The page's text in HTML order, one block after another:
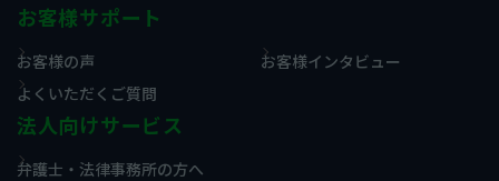
お客様サポート
お客様の声
お客様インタビュー
よくいただくご質問
法人向けサービス
弁護士・法律事務所の方へ